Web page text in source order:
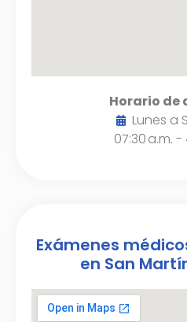
Horario de
Lunes a
07:30 a.m. -
Exámenes
en San